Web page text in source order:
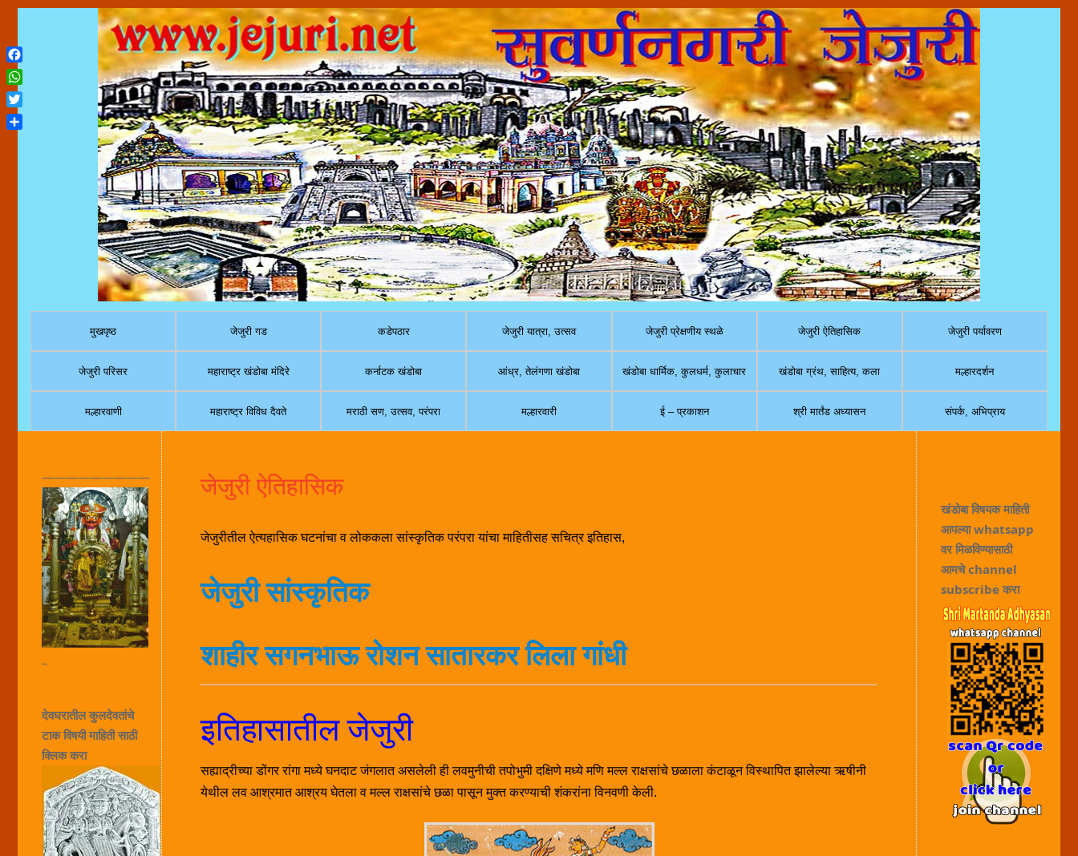
मुखपृष्ठ जेजुरी गड कडेपठार जेजुरी यात्रा, उत्सव जेजुरी प्रेक्षणीय स्थळे जेजुरी ऐतिहासिक जेजुरी पर्यावरण
जेजुरी परिसर महाराष्ट्र खंडोबा मंदिरे कर्नाटक खंडोबा आंध्र, तेलंगणा खंडोबा खंडोबा धार्मिक, कुलधर्म, कुलाचार खंडोबा ग्रंथ, साहित्य, कला मल्हारदर्शन
मल्हारवाणी महाराष्ट्र विविध दैवते मराठी सण, उत्सव, परंपरा मल्हारवारी ई – प्रकाशन श्री मार्तंड अध्यासन संपर्क, अभिप्राय
जेजुरी ऐतिहासिक
जेजुरीतील ऐत्यहासिक घटनांचा व लोककला सांस्कृतिक परंपरा यांचा माहितीसह सचित्र इतिहास,
जेजुरी सांस्कृतिक
शाहीर सगनभाऊरोशन सातारकरलिला गांधी
इतिहासातील जेजुरी
सह्याद्रीच्या डोंगर रांगा मध्ये घनदाट जंगलात असलेली ही लवमुनीची तपोभुमी दक्षिणे मध्ये मणि मल्ल राक्षसांचे छळाला कंटाळून विस्थापित झालेल्या ऋषीनी
येथील लव आश्रमात आश्रय घेतला व मल्ल राक्षसांचे छळा पासून मुक्त करण्याची शंकरांना विनवणी केली.
—————————
–
देवघरातील कुलदेवतांचे
टाक विषयी माहिती साठी
क्लिक करा
खंडोबा विषयक माहिती
आपल्या whatsapp
वर मिळविण्यासाठी
आमचे channel
subscribe करा
Facebook
WhatsApp
Twitter